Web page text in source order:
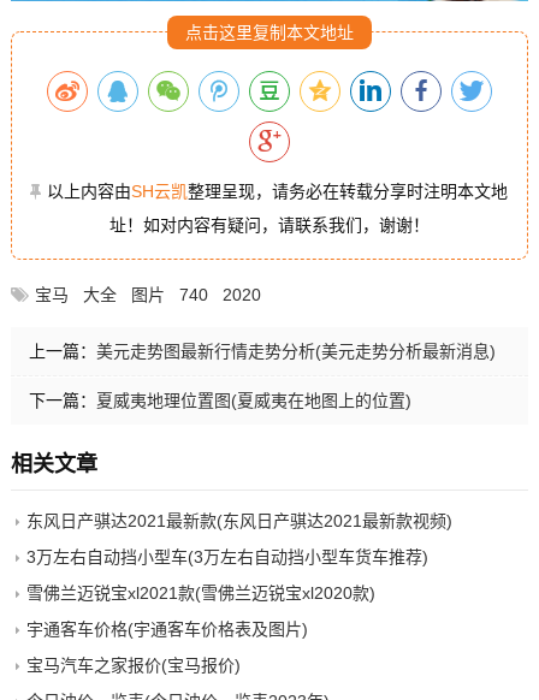
点击这里复制本文地址
以上内容由SH云凯整理呈现，请务必在转载分享时注明本文地
址！如对内容有疑问，请联系我们，谢谢！
宝马 大全 图片 740 2020
上一篇： 美元走势图最新行情走势分析(美元走势分析最新消息)
下一篇： 夏威夷地理位置图(夏威夷在地图上的位置)
相关文章
东风日产骐达2021最新款(东风日产骐达2021最新款视频)
3万左右自动挡小型车(3万左右自动挡小型车货车推荐)
雪佛兰迈锐宝xl2021款(雪佛兰迈锐宝xl2020款)
宇通客车价格(宇通客车价格表及图片)
宝马汽车之家报价(宝马报价)